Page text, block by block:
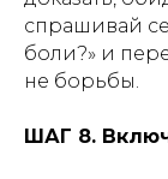
спрашивай
боли?» и
не борьбы.
ШАГ 8.